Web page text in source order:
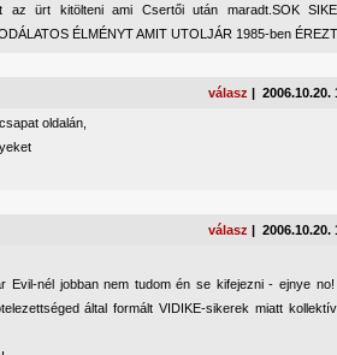
ürt kitölteni ami Csertői után maradt.SOK
ÉLMÉNYT AMIT UTOLJÁR 1985-ben
válasz | 2006.10.20.
oldalán,
válasz | 2006.10.20.
Evil-nél jobban nem tudom én se kifejezni - ejnye
által formált VIDIKE-sikerek miatt